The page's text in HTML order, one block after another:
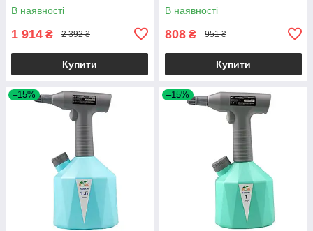
В наявності
1 914 ₴ 2 392 ₴
Купити
В наявності
808 ₴ 951 ₴
Купити
–15% –15%